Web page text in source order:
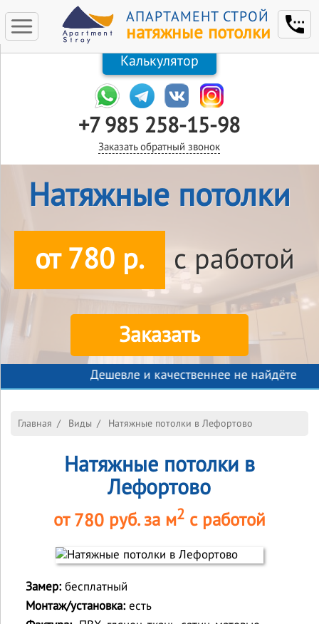
АПАРТАМЕНТ СТРОЙ
натяжные потолки
Калькулятор
+7 985 258-15-98
Заказать обратный звонок
Натяжные потолки
от 780 р. с работой
Заказать
Дешевле и качественнее не найдёте
Главная / Виды / Натяжные потолки в Лефортово
Натяжные потолки в
Лефортово
от 780руб. за м2с работой
Замер:бесплатный
Монтаж/установка:есть